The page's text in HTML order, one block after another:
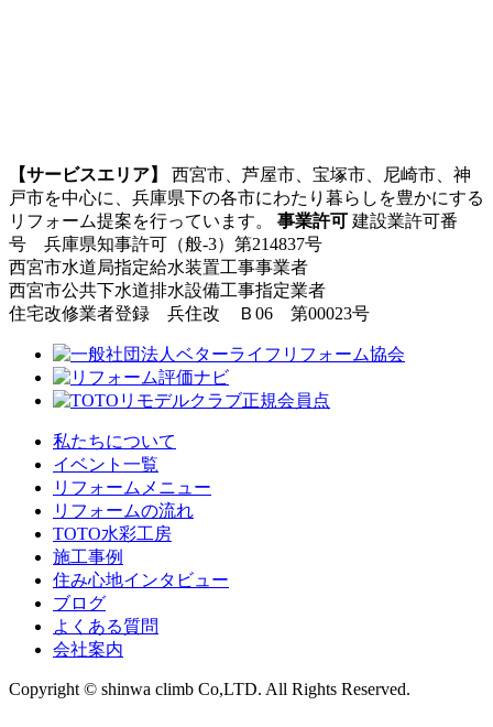
【サービスエリア】
西宮市、芦屋市、宝塚市、尼崎市、神
戸市を中心に、兵庫県下の各市にわたり暮らしを豊かにする
リフォーム提案を行っています。 事業許可 建設業許可番
号 兵庫県知事許可（般-3）第214837号
西宮市水道局指定給水装置工事事業者
西宮市公共下水道排水設備工事指定業者
住宅改修業者登録 兵住改 Ｂ06 第00023号
私たちについて
イベント一覧
リフォームメニュー
リフォームの流れ
TOTO水彩工房
施工事例
住み心地インタビュー
ブログ
よくある質問
会社案内
Copyright © shinwa climb Co,LTD. All Rights Reserved.